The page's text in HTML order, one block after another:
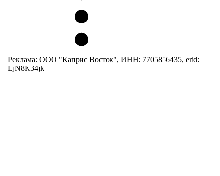
Реклама: ООО "Каприс Восток", ИНН: 7705856435, erid:
LjN8K34jk